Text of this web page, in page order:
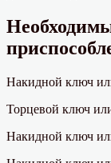
Накидной ключ
Торцевой ключ
Накидной ключ